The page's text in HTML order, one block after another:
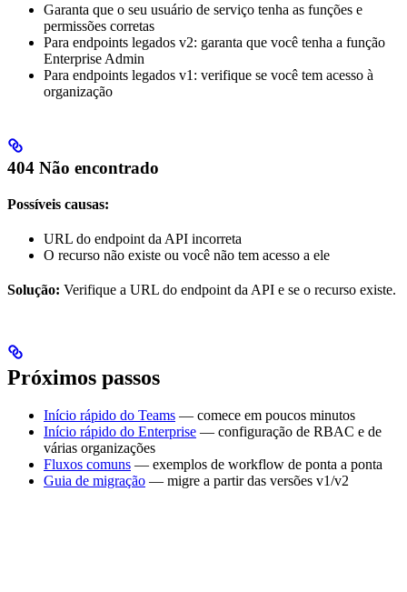
Garanta que o seu usuário de serviço tenha as funções e
permissões corretas
Para endpoints legados v2: garanta que você tenha a função
Enterprise Admin
Para endpoints legados v1: verifique se você tem acesso à
organização
404 Não encontrado
Possíveis causas:
URL do endpoint da API incorreta
O recurso não existe ou você não tem acesso a ele
Solução: Verifique a URL do endpoint da API e se o recurso existe.
Próximos passos
Início rápido do Teams — comece em poucos minutos
Início rápido do Enterprise — configuração de RBAC e de
várias organizações
Fluxos comuns — exemplos de workflow de ponta a ponta
Guia de migração — migre a partir das versões v1/v2